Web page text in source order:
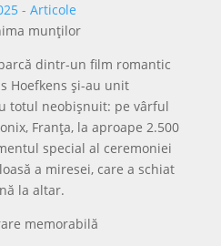
munților
dintr-un film romantic
Hoefkens și-au unit
totul neobișnuit: pe vârful
Franța, la aproape 2.500
special al ceremoniei
a miresei, care a schiat
la altar.
memorabilă